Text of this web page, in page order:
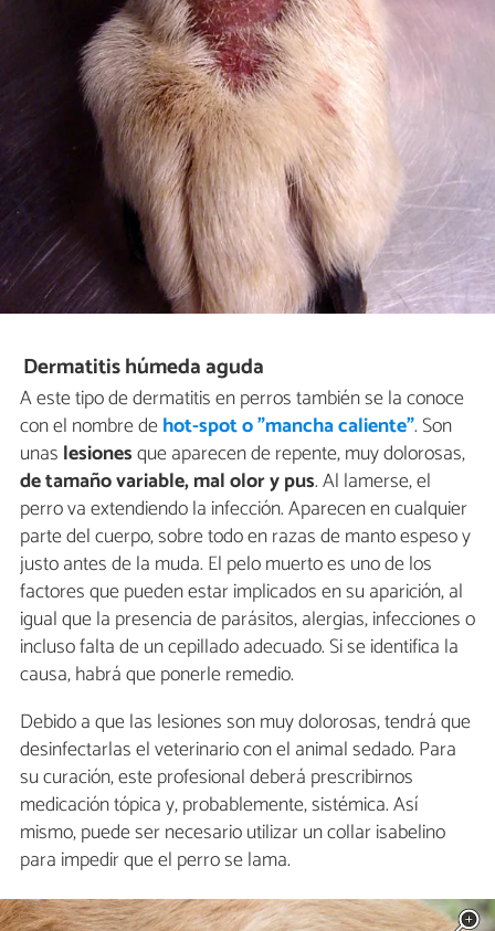
Dermatitis húmeda aguda
A este tipo de dermatitis en perros también se la conoce
con el nombre dehot-spot o "mancha caliente". Son
unas lesionesque aparecen de repente, muy dolorosas,
de tamaño variable, mal olor y pus. Al lamerse, el
perro va extendiendo la infección. Aparecen en cualquier
parte del cuerpo, sobre todo en razas de manto espeso y
justo antes de la muda. El pelo muerto es uno de los
factores que pueden estar implicados en su aparición, al
igual que la presencia de parásitos, alergias, infecciones o
incluso falta de un cepillado adecuado. Si se identifica la
causa, habrá que ponerle remedio.
Debido a que las lesiones son muy dolorosas, tendrá que
desinfectarlas el veterinario con el animal sedado. Para
su curación, este profesional deberá prescribirnos
medicación tópica y, probablemente, sistémica. Así
mismo, puede ser necesario utilizar un collar isabelino
para impedir que el perro se lama.